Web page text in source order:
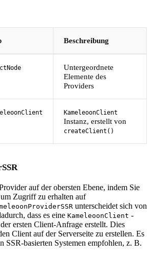
Beschreibung
Untergeordnete
Elemente des
Providers
KameleoonClient
Instanz, erstellt von
createClient()
auf der obersten Ebene, indem Sie
Zugriff zu erhalten auf
unterscheidet sich von
dass es eine KameleoonClient -
ersten Client-Anfrage erstellt. Dies
Client auf der Serverseite zu erstellen. Es
SSR-basierten Systemen empfohlen, z. B.